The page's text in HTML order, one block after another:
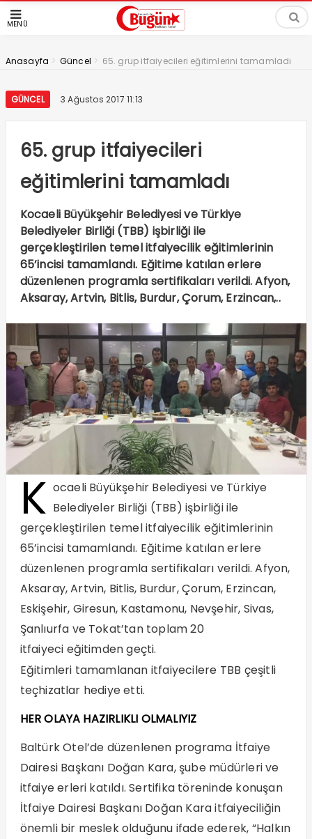
MENÜ
Anasayfa > Güncel > 65. grup itfaiyecileri eğitimlerini tamamladı
GÜNCEL 3 Ağustos 2017 11:13
65. grup itfaiyecileri
eğitimlerini tamamladı
Kocaeli Büyükşehir Belediyesi ve Türkiye
Belediyeler Birliği (TBB) işbirliği ile
gerçekleştirilen temel itfaiyecilik eğitimlerinin
65’incisi tamamlandı. Eğitime katılan erlere
düzenlenen programla sertifikaları verildi. Afyon,
Aksaray, Artvin, Bitlis, Burdur, Çorum, Erzincan,..
K ocaeli Büyükşehir Belediyesi ve Türkiye
Belediyeler Birliği (TBB) işbirliği ile
gerçekleştirilen temel itfaiyecilik eğitimlerinin
65’incisi tamamlandı. Eğitime katılan erlere
düzenlenen programla sertifikaları verildi. Afyon,
Aksaray, Artvin, Bitlis, Burdur, Çorum, Erzincan,
Eskişehir, Giresun, Kastamonu, Nevşehir, Sivas,
Şanlıurfa ve Tokat’tan toplam 20
itfaiyeci eğitimden geçti.
Eğitimleri tamamlanan itfaiyecilere TBB çeşitli
teçhizatlar hediye etti.
HER OLAYA HAZIRLIKLI OLMALIYIZ
Baltürk Otel’de düzenlenen programa İtfaiye
Dairesi Başkanı Doğan Kara, şube müdürleri ve
itfaiye erleri katıldı. Sertifika töreninde konuşan
İtfaiye Dairesi Başkanı Doğan Kara itfaiyeciliğin
önemli bir meslek olduğunu ifade ederek, “Halkın